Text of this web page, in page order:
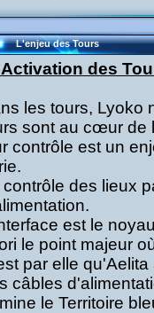
L'enjeu des Tours
Activation des
les tours, Lyoko
sont au cœur de
contrôle est un
contrôle des lieux
est le
le point majeur
par elle
câbles
le Territoire